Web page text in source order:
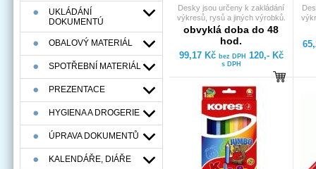
UKLÁDÁNÍ
DOKUMENTÚ
OBALOVÝ MATERIÁL
SPOTŘEBNÍ MATERIÁL
PREZENTACE
HYGIENA A DROGERIE
ÚPRAVA DOKUMENTŮ
KALENDÁŘE, DIÁŘE
Desky jsou určeny k zakládání
výkresů, rysů a jiných výrobků.
Vyrobeny z pevné lepenky ve
formátu A3 s přidaným okrajem
pro ochranu založených
výkresů. Uzavírání na gumu.
obvyklá doba do 48
hod.
99,17 Kč bez DPH 120,- Kč
s DPH